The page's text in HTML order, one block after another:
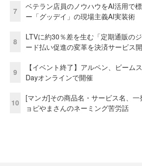
7
ベテラン店員のノウハウをAI活用で
ー「グッデイ」の現場主義AI実装術
8
LTVに約30％差を生む「定期通販の
ード払い促進の変革を決済サービス
9
【イベント終了】アルペン、ビーム
Dayオンラインで開催
10
[マンガ]その商品名・サービス名、
ョピやまさんのネーミング苦労話